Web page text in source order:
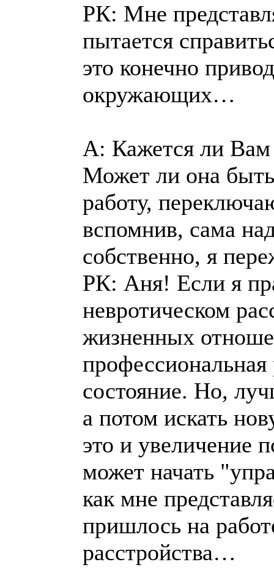
РК: Мне
пытается
это конечно
окружающих…
А: Кажется ли Вам
Может ли она
работу,
вспомнив, сама
собственно, я
РК: Аня! Если я
невротическом
жизненных
состояние. Но,
а потом искать
это и увеличение
может начать
как мне
пришлось на
расстройства…